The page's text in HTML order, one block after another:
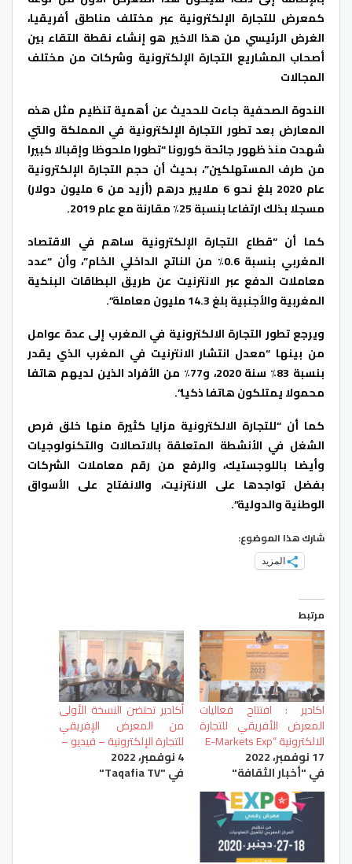
كمعرض للتجارة الإلكترونية عبر مختلف مناطق أفريقيا،
الغرض الرئيسي من هذا الاخير هو إنشاء نقطة التقاء بين
أصحاب المشاريع التجارة الإلكترونية وشركات من مختلف
المجالات
الندوة الصحفية جاءت للحديث عن أهمية تنظيم مثل هذه
المعارض بعد تطور التجارة الإلكترونية في المملكة والتي
شهدت منذ ظهور جائحة كورونا “تطورا ملحوظا وإقبالا كبيرا
من طرف المستهلكين”، بحيث أن حجم التجارة الإلكترونية
عام 2020 بلغ نحو 6 ملايير درهم (أزيد من 6 مليون دولار)
مسجلا بذلك ارتفاعا بنسبة 25٪ مقارنة مع عام 2019.
كما أن “قطاع التجارة الإلكترونية ساهم في الاقتصاد
المغربي بنسبة 0.6٪ من الناتج الداخلي الخام”، وأن “عدد
معاملات الدفع عبر الانترنيت عن طريق البطاقات البنكية
المغربية والأجنبية بلغ 14.3 مليون معاملة”.
ويرجع تطور التجارة الالكترونية في المغرب إلى عدة عوامل
من بينها “معدل انتشار الانترنيت في المغرب الذي يقدر
بنسبة 83٪ سنة 2020، و77٪ من الأفراد الذين لديهم هاتفا
محمولا يمتلكون هاتفا ذكيا”.
كما أن “للتجارة الالكترونية مزايا كثيرة منها خلق فرص
الشغل في الأنشطة المتعلقة بالاتصالات والتكنولوجيات
وأيضا باللوجستيك، والرفع من رقم معاملات الشركات
بفضل تواجدها على الانترنيت، والانفتاح على الأسواق
الوطنية والدولية”.
شارك هذا الموضوع:
المزيد
مرتبط
اكادير : افتتاح فعاليات
المعرض الأفريقي للتجارة
الالكترونية “E-Markets Exp
17 نوفمبر، 2022
في "أخبار الثقافة"
أكادير تحتضن النسخة الأولى
من المعرض الإفريقي
للتجارة الإلكترونية – فيديو –
4 نوفمبر، 2022
في "Taqafia TV"